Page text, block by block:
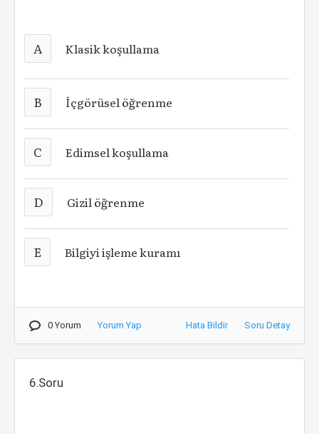
A Klasik koşullama
B İçgörüsel öğrenme
C Edimsel koşullama
D Gizil öğrenme
E Bilgiyi işleme kuramı
0 Yorum Yorum Yap Hata Bildir Soru Detay
6.Soru